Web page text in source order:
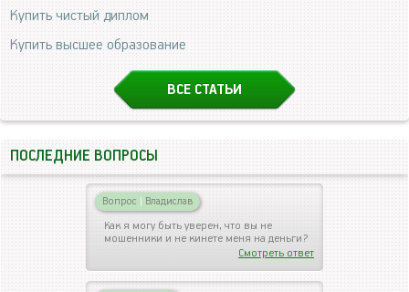
Купить чистый диплом
Купить высшее образование
ВСЕ СТАТЬИ
ПОСЛЕДНИЕ ВОПРОСЫ
Вопрос Владислав
Как я могу быть уверен, что вы не
мошенники и не кинете меня на деньги?
Смотреть ответ